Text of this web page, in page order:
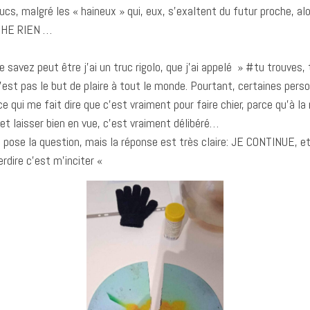
malgré les « haineux » qui, eux, s’exaltent du futur proche,
RIEN …
peut être j’ai un truc rigolo, que j’ai appelé » #tu trouves,
pas le but de plaire à tout le monde. Pourtant, certaines
me fait dire que c’est vraiment pour faire chier, parce qu’à
laisser bien en vue, c’est vraiment délibéré…
la question, mais la réponse est très claire: JE CONTINUE,
c’est m’inciter «